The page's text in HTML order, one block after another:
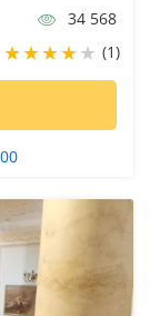
34 568
(1)